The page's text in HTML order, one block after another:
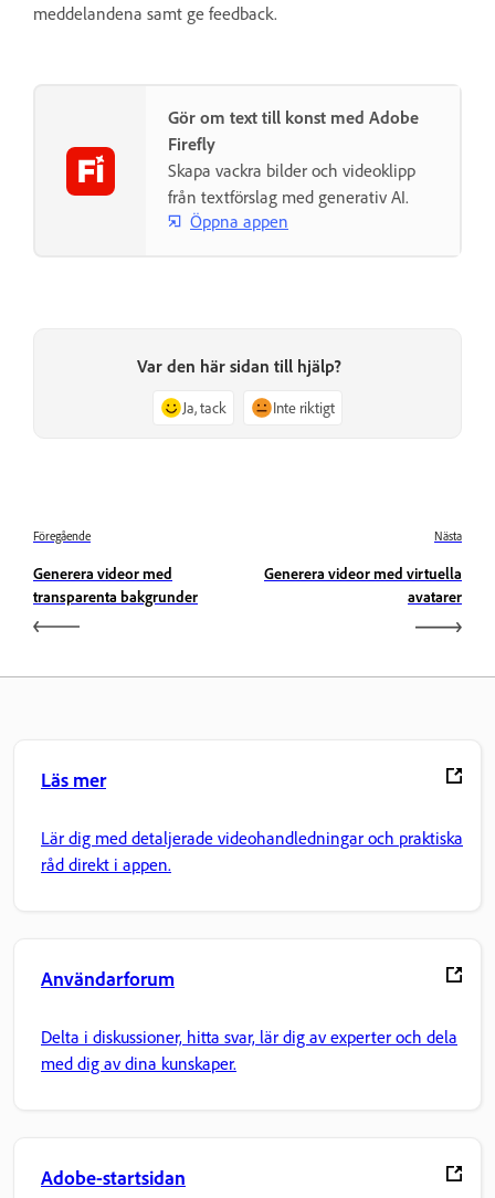
meddelandena samt ge feedback.
Gör om text till konst med Adobe
Firefly
Skapa vackra bilder och videoklipp
från textförslag med generativ AI.
Öppna appen
Var den här sidan till hjälp?
Ja, tack Inte riktigt
Föregående
Generera videor med
transparenta bakgrunder
Nästa
Generera videor med virtuella
avatarer
Läs mer
Lär dig med detaljerade videohandledningar och praktiska
råd direkt i appen.
Användarforum
Delta i diskussioner, hitta svar, lär dig av experter och dela
med dig av dina kunskaper.
Adobe-startsidan